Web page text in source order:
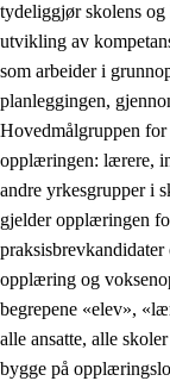
tydeliggjør skolens
utvikling av
som arbeider i
planleggingen,
Hovedmålgruppen for
opplæringen: lærere,
andre yrkesgrupper i
gjelder opplæringen
opplæring og
begrepene «elev»,
alle ansatte, alle
bygge på